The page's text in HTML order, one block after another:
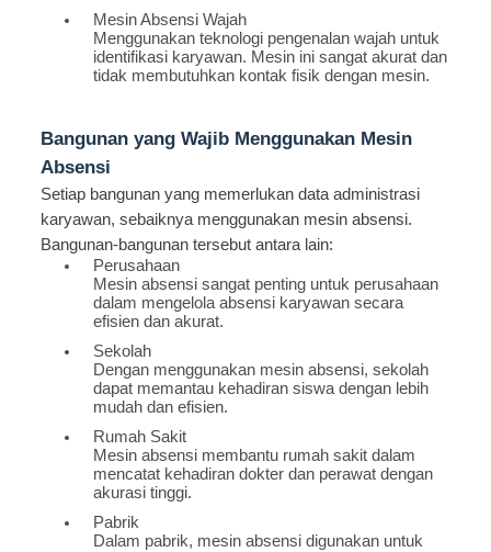
Mesin Absensi Wajah
Menggunakan teknologi pengenalan wajah untuk
identifikasi karyawan. Mesin ini sangat akurat dan
tidak membutuhkan kontak fisik dengan mesin.
Bangunan yang Wajib Menggunakan Mesin
Absensi
Setiap bangunan yang memerlukan data administrasi
karyawan, sebaiknya menggunakan mesin absensi.
Bangunan-bangunan tersebut antara lain:
Perusahaan
Mesin absensi sangat penting untuk perusahaan
dalam mengelola absensi karyawan secara
efisien dan akurat.
Sekolah
Dengan menggunakan mesin absensi, sekolah
dapat memantau kehadiran siswa dengan lebih
mudah dan efisien.
Rumah Sakit
Mesin absensi membantu rumah sakit dalam
mencatat kehadiran dokter dan perawat dengan
akurasi tinggi.
Pabrik
Dalam pabrik, mesin absensi digunakan untuk